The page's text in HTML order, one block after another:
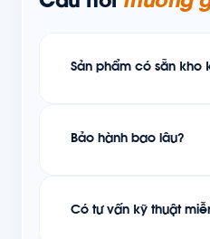
Sản phẩm có sẵn kho
Bảo hành bao lâu?
Có tư vấn kỹ thuật